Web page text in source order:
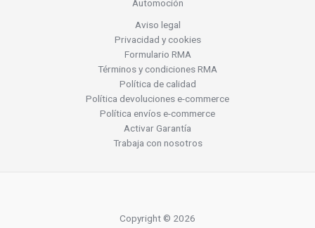
Automoción
Aviso legal
Privacidad y cookies
Formulario RMA
Términos y condiciones RMA
Política de calidad
Política devoluciones e-commerce
Política envíos e-commerce
Activar Garantía
Trabaja con nosotros
Copyright © 2026